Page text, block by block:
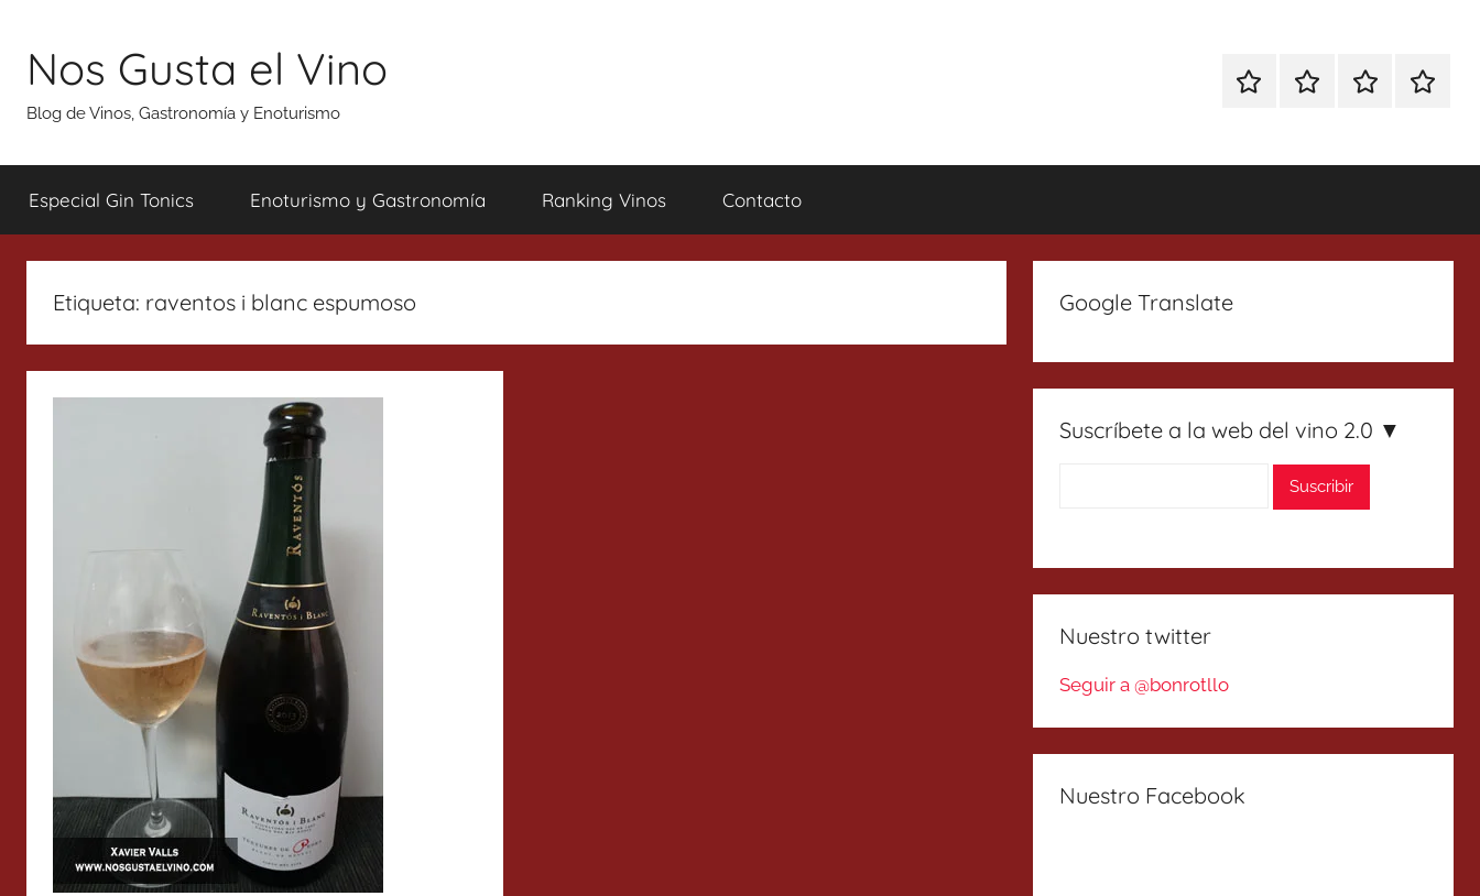
contenido
Nos Gusta el Vino
Blog de Vinos, Gastronomía y Enoturismo
EspecialEnoturismoRanking
Especial Gin Tonics Enoturismo y Gastronomía Ranking Vinos Contacto
Etiqueta: raventos i blanc espumoso Google Translate
Suscríbete a la web del vino 2.0 ▼
Nuestro twitter
Seguir a @bonrotllo
Nuestro Facebook